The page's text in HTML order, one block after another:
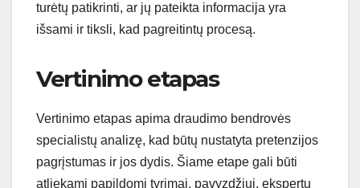
turėtų patikrinti, ar jų pateikta informacija yra
išsami ir tiksli, kad pagreitintų procesą.
Vertinimo etapas
Vertinimo etapas apima draudimo bendrovės
specialistų analizę, kad būtų nustatyta pretenzijos
pagrįstumas ir jos dydis. Šiame etape gali būti
atliekami papildomi tyrimai, pavyzdžiui, ekspertų